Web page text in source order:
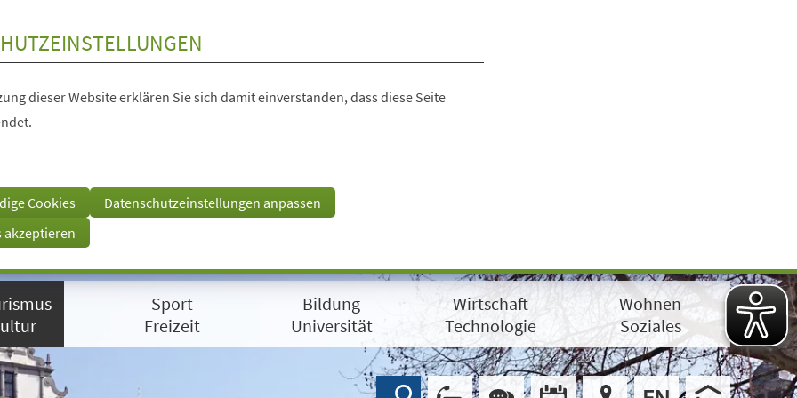
dieser Website erklären Sie sich damit einverstanden, dass diese Seite
Cookies
Datenschutzeinstellungen anpassen
akzeptieren
Sport
Freizeit
Bildung
Universität
Wirtschaft
Technologie
Wohnen
Soziales